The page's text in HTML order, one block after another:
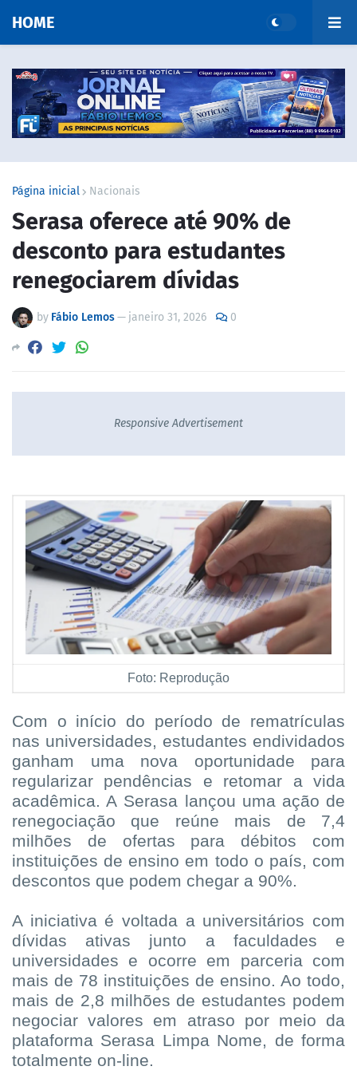
HOME
Página inicial Nacionais
Serasa oferece até 90% de
desconto para estudantes
renegociarem dívidas
by Fábio Lemos— janeiro 31, 2026 0
Responsive Advertisement
Foto: Reprodução
Com o início do período de rematrículas
nas universidades, estudantes endividados
ganham uma nova oportunidade para
regularizar pendências e retomar a vida
acadêmica. A Serasa lançou uma ação de
renegociação que reúne mais de 7,4
milhões de ofertas para débitos com
instituições de ensino em todo o país, com
descontos que podem chegar a 90%.
A iniciativa é voltada a universitários com
dívidas ativas junto a faculdades e
universidades e ocorre em parceria com
mais de 78 instituições de ensino. Ao todo,
mais de 2,8 milhões de estudantes podem
negociar valores em atraso por meio da
plataforma Serasa Limpa Nome, de forma
totalmente on-line.